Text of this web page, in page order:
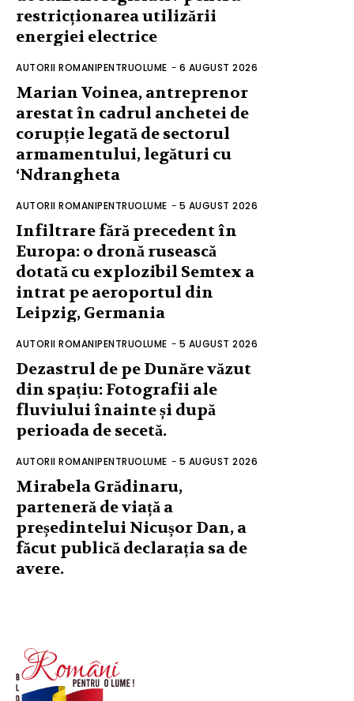
restricționarea utilizării
energiei electrice
AUTORII ROMANIPENTRUOLUME - 6 AUGUST 2026
Marian Voinea, antreprenor
arestat în cadrul anchetei de
corupție legată de sectorul
armamentului, legături cu
‘Ndrangheta
AUTORII ROMANIPENTRUOLUME - 5 AUGUST 2026
Infiltrare fără precedent în
Europa: o dronă rusească
dotată cu explozibil Semtex a
intrat pe aeroportul din
Leipzig, Germania
AUTORII ROMANIPENTRUOLUME - 5 AUGUST 2026
Dezastrul de pe Dunăre văzut
din spațiu: Fotografii ale
fluviului înainte și după
perioada de secetă.
AUTORII ROMANIPENTRUOLUME - 5 AUGUST 2026
Mirabela Grădinaru,
parteneră de viață a
președintelui Nicușor Dan, a
făcut publică declarația sa de
avere.